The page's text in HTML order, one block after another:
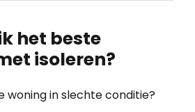
het beste
isoleren?
woning in slechte conditie?